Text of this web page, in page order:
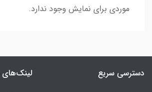
موردی برای نمایش وجود ندارد.
دسترسی سریع لینک‌های